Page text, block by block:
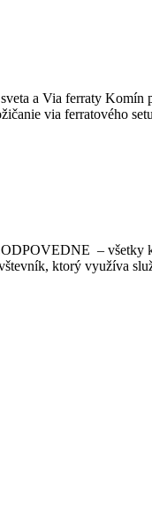
a Via ferraty Komín
via ferratového
– všetky
ktorý využíva